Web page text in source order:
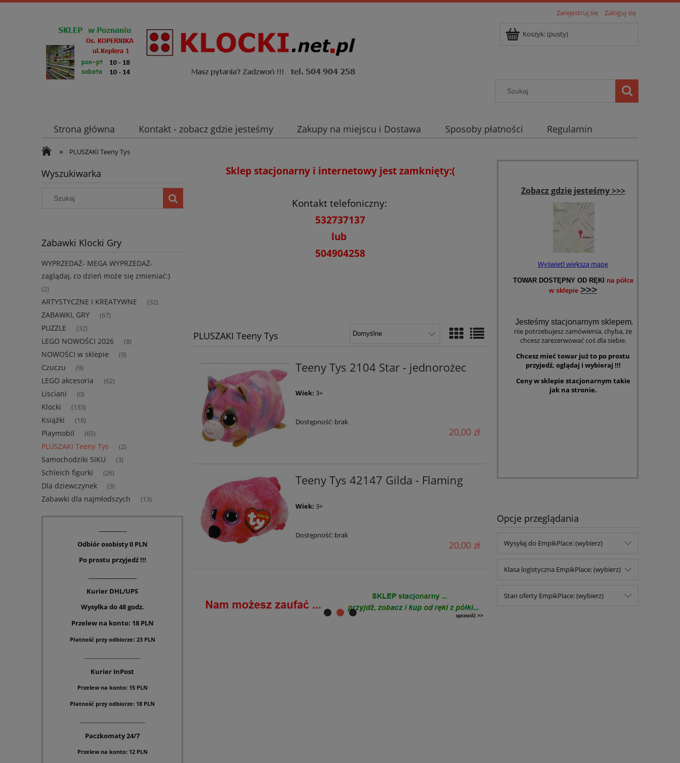
Zarejestruj się Zaloguj się
Koszyk:(pusty)
Strona główna Kontakt - zobacz gdzie jesteśmy Zakupy na miejscu i Dostawa Sposoby płatności
Regulamin
Zaloguj się
» PLUSZAKI Teeny Tys
Wyszukiwarka
Zabawki Klocki Gry
WYPRZEDAŻ- MEGA WYPRZEDAŻ-
zaglądaj, co dzień może się zmieniać:)
(2)
ARTYSTYCZNE I KREATYWNE (32)
ZABAWKI, GRY (67)
PUZZLE (32)
LEGO NOWOŚCI 2026 (8)
NOWOŚCI w sklepie (9)
Czuczu (9)
LEGO akcesoria (62)
Lisciani (0)
Klocki (133)
Książki (18)
Playmobil (65)
PLUSZAKI Teeny Tys (2)
Samochodziki SIKU (3)
Schleich figurki (26)
Dla dziewczynek (3)
Zabawki dla najmłodszych (13)
Odbiór osobisty0 PLN
Po prostu przyjedź !!!
Kurier DHL/UPS
Wysyłka do 48 godz.
Przelew na konto: 18 PLN
Płatność przy odbiorze: 23 PLN
Kurier InPost
Przelew na konto: 15 PLN
Płatność przy odbiorze: 18 PLN
Paczkomaty 24/7
Przelew na konto: 12 PLN
Sklep stacjonarny i internetowy jest zamknięty:(
Kontakt telefoniczny:
532737137
lub
504904258
PLUSZAKI Teeny Tys
Teeny Tys 2104 Star - jednorożec
Wiek: 3+
Dostępność: brak
20,00 zł
Teeny Tys 42147 Gilda - Flaming
Wiek: 3+
Dostępność: brak
20,00 zł
Zobacz gdzie jesteśmy >>>
Wyświetl większą mapę
TOWAR DOSTĘPNY OD RĘKI na półce
w sklepie >>>
Jesteśmy stacjonarnym sklepem,
nie potrzebujesz zamówienia, chyba, że
chcesz zarezerwować coś dla siebie.
Chcesz mieć towar już to po prostu
przyjedź, oglądaj i wybieraj !!!
Ceny w sklepie stacjonarnym takie
jak na stronie.
Opcje przeglądania
Wysyłaj do EmpikPlace: (wybierz)
Klasa logistyczna EmpikPlace: (wybierz)
Stan oferty EmpikPlace: (wybierz)